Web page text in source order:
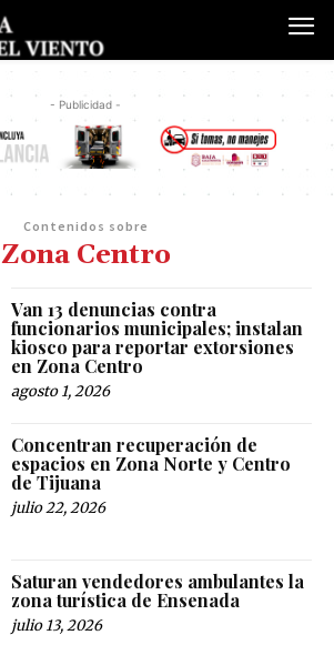
- Publicidad -
Contenidos sobre
Zona Centro
Van 13 denuncias contra
funcionarios municipales; instalan
kiosco para reportar extorsiones
en Zona Centro
agosto 1, 2026
Concentran recuperación de
espacios en Zona Norte y Centro
de Tijuana
julio 22, 2026
Saturan vendedores ambulantes la
zona turística de Ensenada
julio 13, 2026